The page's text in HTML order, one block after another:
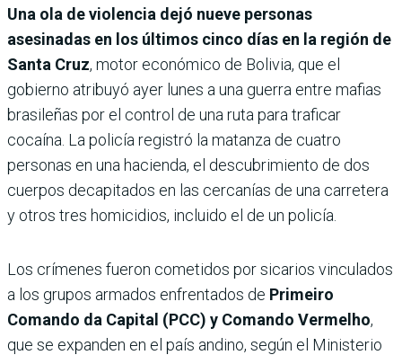
Una ola de violencia dejó nueve personas
asesinadas en los últimos cinco días en la región de
Santa Cruz, motor económico de Bolivia, que el
gobierno atribuyó ayer lunes a una guerra entre mafias
brasileñas por el control de una ruta para traficar
cocaína. La policía registró la matanza de cuatro
personas en una hacienda, el descubrimiento de dos
cuerpos decapitados en las cercanías de una carretera
y otros tres homicidios, incluido el de un policía.
Los crímenes fueron cometidos por sicarios vinculados
a los grupos armados enfrentados de Primeiro
Comando da Capital (PCC) y Comando Vermelho,
que se expanden en el país andino, según el Ministerio